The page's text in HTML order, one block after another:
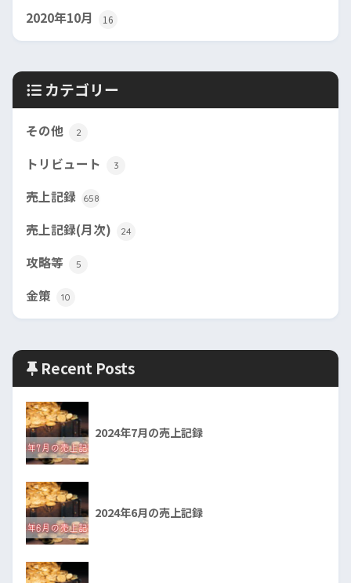
2020年10月 16
カテゴリー
その他 2
トリビュート 3
売上記録 658
売上記録(月次) 24
攻略等 5
金策 10
Recent Posts
2024年7月の売上記録
2024年6月の売上記録